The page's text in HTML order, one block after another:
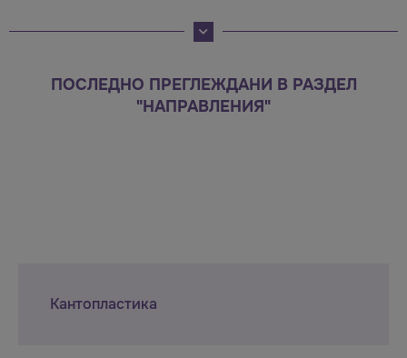
ПОСЛЕДНО ПРЕГЛЕЖДАНИ В РАЗДЕЛ
"НАПРАВЛЕНИЯ"
Кантопластика